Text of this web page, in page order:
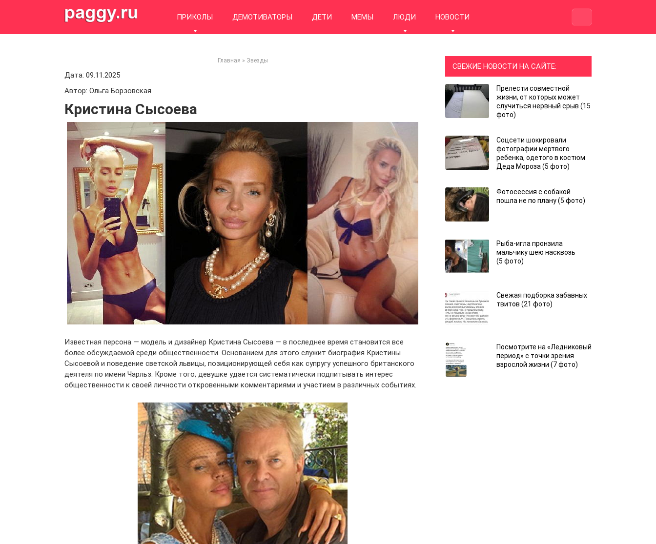
ПРИКОЛЫ ДЕМОТИВАТОРЫ ДЕТИ МЕМЫ ЛЮДИ НОВОСТИ
Главная » Звезды
Дата: 09.11.2025
Автор: Ольга Борзовская
Кристина Сысоева
Известная персона — модель и дизайнер Кристина Сысоева — в последнее время становится все
более обсуждаемой среди общественности. Основанием для этого служит биография Кристины
Сысоевой и поведение светской львицы, позиционирующей себя как супругу успешного британского
деятеля по имени Чарльз. Кроме того, девушке удается систематически подпитывать интерес
общественности к своей личности откровенными комментариями и участием в различных событиях.
СВЕЖИЕ НОВОСТИ НА САЙТЕ:
Прелести совместной
жизни, от которых может
случиться нервный срыв (15
фото)
Соцсети шокировали
фотографии мертвого
ребенка, одетого в костюм
Деда Мороза (5 фото)
Фотосессия с собакой
пошла не по плану (5 фото)
Рыба-игла пронзила
мальчику шею насквозь
(5 фото)
Свежая подборка забавных
твитов (21 фото)
Посмотрите на «Ледниковый
период» с точки зрения
взрослой жизни (7 фото)